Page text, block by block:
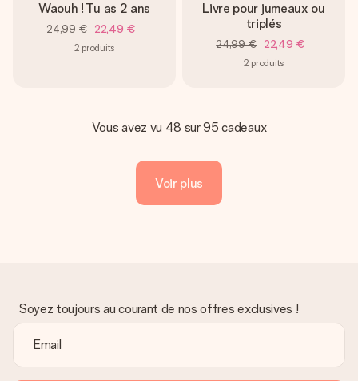
Waouh ! Tu as 2 ans
24,99 € 22,49 €
2 produits
Livre pour jumeaux ou
triplés
24,99 € 22,49 €
2 produits
Vous avez vu 48 sur 95 cadeaux
Voir plus
Soyez toujours au courant de nos offres exclusives !